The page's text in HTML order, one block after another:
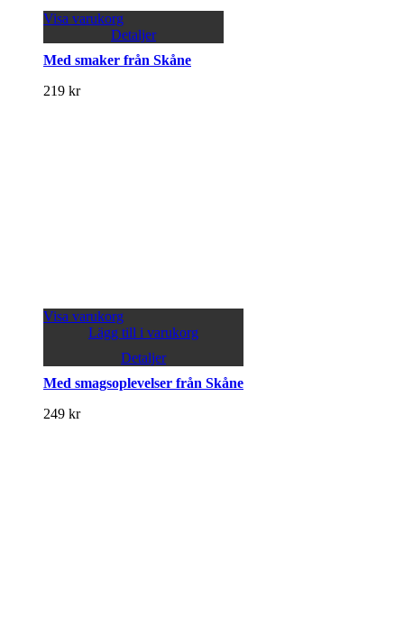
Visa varukorg
Detaljer
Med smaker från Skåne
219 kr
Visa varukorg
Lägg till i varukorg
Detaljer
Med smagsoplevelser från Skåne
249 kr